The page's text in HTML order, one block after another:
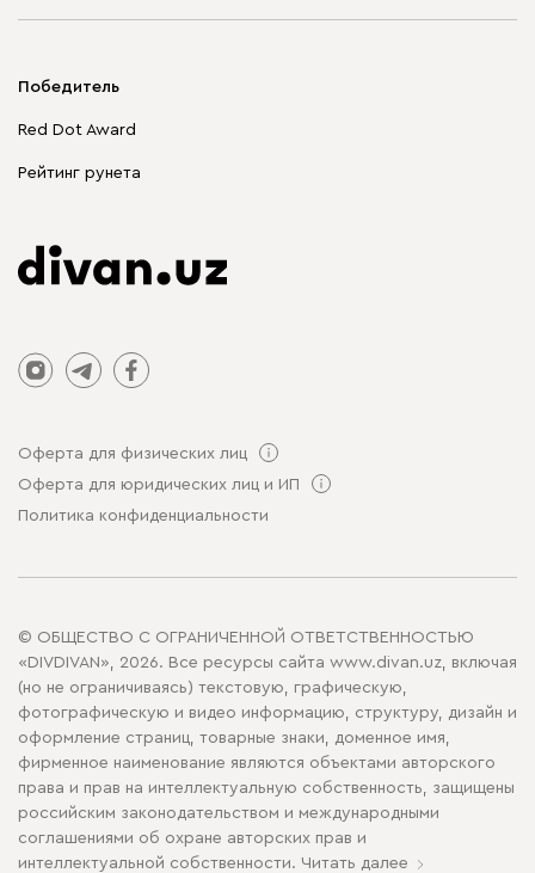
Корпусная мебель
Столы и стулья
Победитель
Red Dot Award
Рейтинг рунета
Оферта для физических лиц
Оферта для юридических лиц и ИП
Политика конфиденциальности
© ОБЩЕСТВО С ОГРАНИЧЕННОЙ ОТВЕТСТВЕННОСТЬЮ
«DIVDIVAN», 2026. Все ресурсы сайта www.divan.uz, включая
(но не ограничиваясь) текстовую, графическую,
фотографическую и видео информацию, структуру, дизайн и
оформление страниц, товарные знаки, доменное имя,
фирменное наименование являются объектами авторского
права и прав на интеллектуальную собственность, защищены
российским законодательством и международными
соглашениями об охране авторских прав и
интеллектуальной собственности. Читать далее